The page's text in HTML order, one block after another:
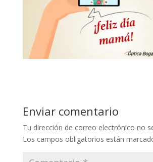
Enviar comentario
Tu dirección de correo electrónico no
Los campos obligatorios están